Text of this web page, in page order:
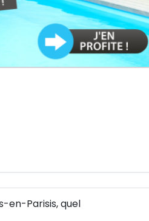
en-Parisis, quel